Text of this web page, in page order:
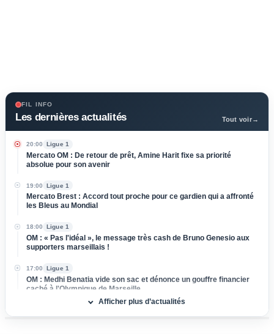
FIL INFO
Les dernières actualités Tout voir→
20:00 Ligue 1
Mercato OM : De retour de prêt, Amine Harit fixe sa priorité
absolue pour son avenir
19:00 Ligue 1
Mercato Brest : Accord tout proche pour ce gardien qui a affronté
les Bleus au Mondial
18:00 Ligue 1
OM : « Pas l'idéal », le message très cash de Bruno Genesio aux
supporters marseillais !
17:00 Ligue 1
OM : Medhi Benatia vide son sac et dénonce un gouffre financier
caché à l'Olympique de Marseille
Afficher plus d’actualités